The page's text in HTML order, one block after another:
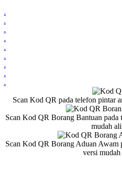
.
.
.
.
.
.
.
.
.
Scan Kod QR pada telefon pintar
Scan Kod QR Borang Bantuan pada
mudah
Scan Kod QR Borang Aduan Awam
versi